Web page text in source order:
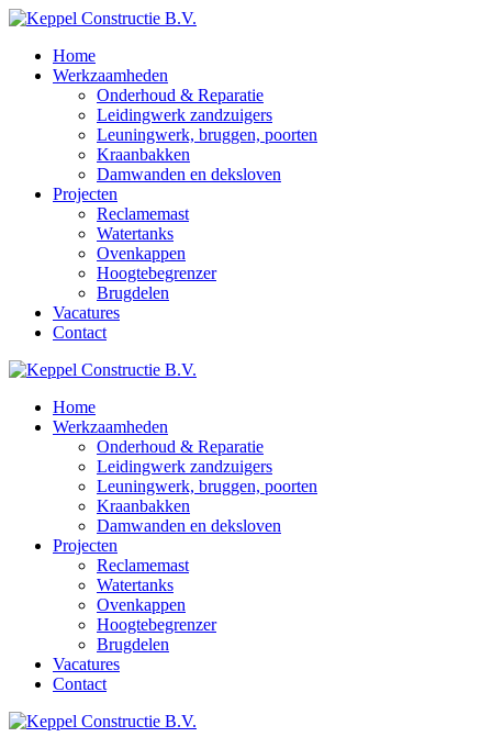
Home
Werkzaamheden
Onderhoud & Reparatie
Leidingwerk zandzuigers
Leuningwerk, bruggen, poorten
Kraanbakken
Damwanden en deksloven
Projecten
Reclamemast
Watertanks
Ovenkappen
Hoogtebegrenzer
Brugdelen
Vacatures
Contact
Home
Werkzaamheden
Onderhoud & Reparatie
Leidingwerk zandzuigers
Leuningwerk, bruggen, poorten
Kraanbakken
Damwanden en deksloven
Projecten
Reclamemast
Watertanks
Ovenkappen
Hoogtebegrenzer
Brugdelen
Vacatures
Contact